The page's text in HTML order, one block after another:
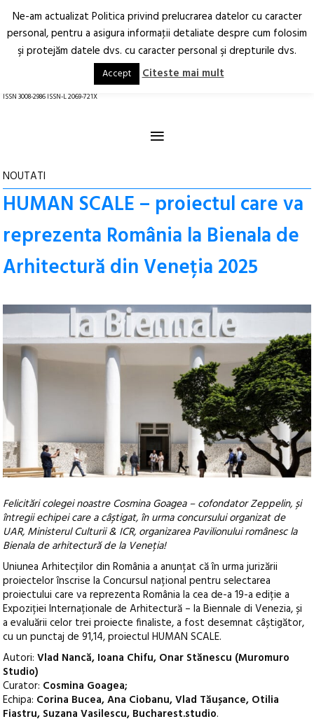
Arhitectură.
Oraș.
RO EN
ISSN 3008-2986 ISSN-L 2069-721X
≡
NOUTATI
HUMAN SCALE – proiectul care va
reprezenta România la Bienala de
Arhitectură din Veneția 2025
Felicitări colegei noastre Cosmina Goagea – cofondator Zeppelin, și
întregii echipei care a câștigat, în urma concursului organizat de
UAR, Ministerul Culturii & ICR, organizarea Pavilionului românesc la
Bienala de arhitectură de la Veneția!
Uniunea Arhitecților din România a anunțat că în urma jurizării
proiectelor înscrise la Concursul național pentru selectarea
proiectului care va reprezenta România la cea de-a 19-a ediție a
Expoziției Internaționale de Arhitectură – la Biennale di Venezia, și
a evaluării celor trei proiecte finaliste, a fost desemnat câștigător,
cu un punctaj de 91,14, proiectul HUMAN SCALE.
Autori:Vlad Nancă, Ioana Chifu, Onar Stănescu (Muromuro
Studio)
Curator: Cosmina Goagea;
Echipa: Corina Bucea, Ana Ciobanu, Vlad Tăușance, Otilia
Fiastru, Suzana Vasilescu, Bucharest.studio.
Ne-am actualizat Politica privind prelucrarea datelor cu caracter
personal, pentru a asigura informaţii detaliate despre cum folosim
şi protejăm datele dvs. cu caracter personal şi drepturile dvs.
Accept Citeste mai mult